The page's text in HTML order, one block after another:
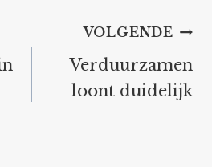
VOLGENDE
Verduurzamen
loont duidelijk